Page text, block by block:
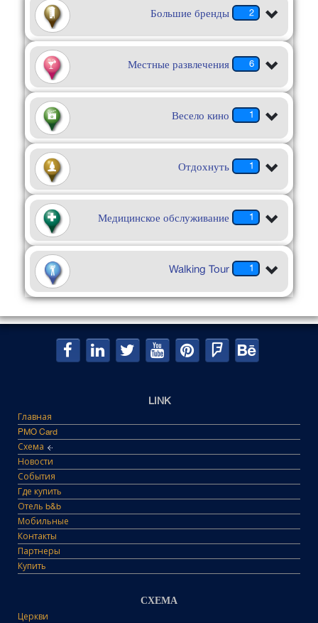
2
Большие бренды
6
Местные развлечения
1
Весело кино
1
Отдохнуть
1
Медицинское обслуживание
1
Walking Tour
LINK
Главная
PMO Card
Схема
Новости
События
Где купить
Отель b&b
Мобильные
Контакты
Партнеры
Купить
СХЕМА
Церкви